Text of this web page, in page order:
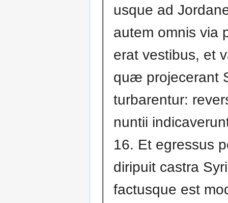
usque ad
autem omnis via
erat vestibus, et
quæ projecerant
turbarentur:
nuntii
16. Et egressus
diripuit castra
factusque est